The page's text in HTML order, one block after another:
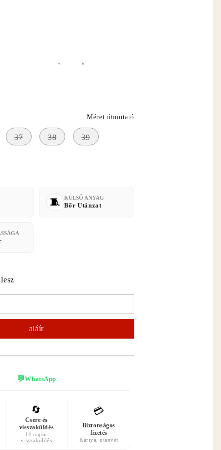
el
Méret útmutató
37 38 39
KÜLSŐ ANYAG
Bőr Utánzat
💬WhatsApp
🔄
Csere és
visszaküldés
14 napos
visszaküldés
💳
Biztonságos
fizetés
Kártya, utánvét